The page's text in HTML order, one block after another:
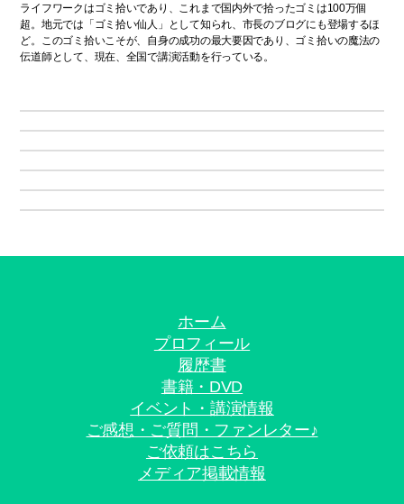
ライフワークはゴミ拾いであり、これまで国内外で拾ったゴミは100万個
超。地元では「ゴミ拾い仙人」として知られ、市長のブログにも登場するほ
ど。このゴミ拾いこそが、自身の成功の最大要因であり、ゴミ拾いの魔法の
伝道師として、現在、全国で講演活動を行っている。
ホーム
プロフィール
履歴書
書籍・DVD
イベント・講演情報
ご感想・ご質問・ファンレター♪
ご依頼はこちら
メディア掲載情報